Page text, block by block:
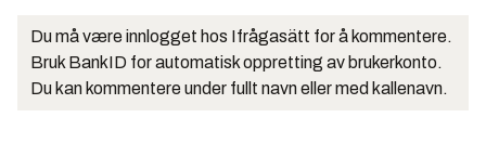
Du må være innlogget hos Ifrågasätt for å kommentere.
Bruk BankID for automatisk oppretting av brukerkonto.
Du kan kommentere under fullt navn eller med kallenavn.